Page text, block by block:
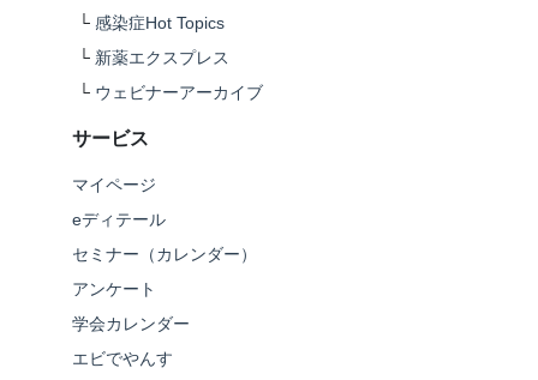
└ 感染症Hot Topics
└ 新薬エクスプレス
└ ウェビナーアーカイブ
サービス
マイページ
eディテール
セミナー（カレンダー）
アンケート
学会カレンダー
エビでやんす